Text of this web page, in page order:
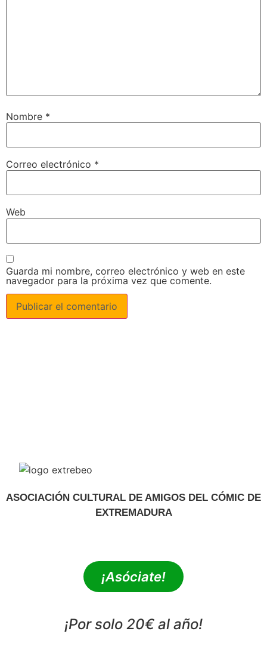
Nombre *
Correo electrónico *
Web
Guarda mi nombre, correo electrónico y web en este
navegador para la próxima vez que comente.
ASOCIACIÓN CULTURAL DE AMIGOS DEL CÓMIC DE
EXTREMADURA
¡Asóciate!
¡Por solo 20€ al año!